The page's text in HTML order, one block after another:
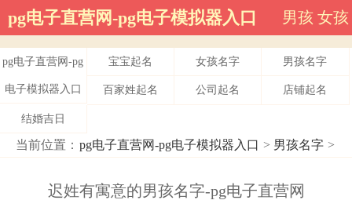
pg电子直营网-pg电子模拟器入口 男孩 女孩
pg电子直营网-pg
电子模拟器入口
宝宝起名 女孩名字 男孩名字
百家姓起名 公司起名 店铺起名
结婚吉日
当前位置： pg电子直营网-pg电子模拟器入口 > 男孩名字 >
迟姓有寓意的男孩名字-pg电子直营网